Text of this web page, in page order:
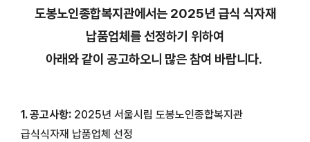
도봉노인종합복지관에서는 2025년 급식 식자재
납품업체를 선정하기 위하여
아래와 같이 공고하오니 많은 참여 바랍니다.
1. 공고사항: 2025년 서울시립 도봉노인종합복지관
급식식자재 납품업체 선정